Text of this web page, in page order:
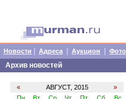
Новости Адреса Аукцион Фото
Архив новостей
« АВГУСТ, 2015
»